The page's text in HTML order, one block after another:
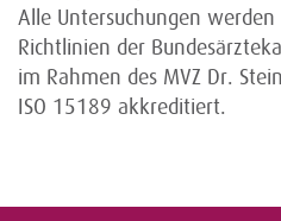
Alle Untersuchungen
Richtlinien der
im Rahmen des MVZ Dr.
ISO 15189 akkreditiert.